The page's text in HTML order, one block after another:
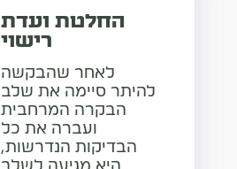
החלטת ועדת
רישוי
לאחר שהבקשה
להיתר סיימה את שלב
הבקרה המרחבית
ועברה את כל
הבדיקות הנדרשות,